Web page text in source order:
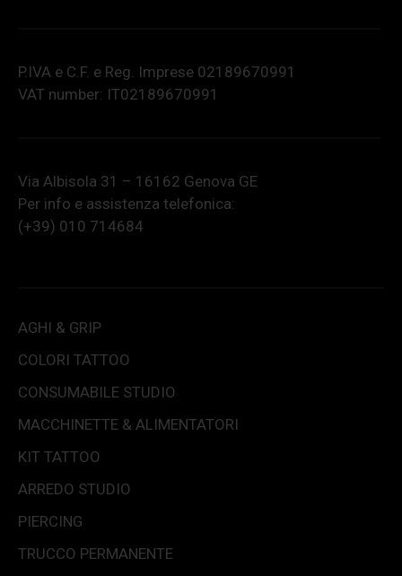
P.IVA e C.F. e Reg. Imprese 02189670991
VAT number: IT02189670991
Via Albisola 31 – 16162 Genova GE
Per info e assistenza telefonica:
(+39) 010 714684
AGHI & GRIP
COLORI TATTOO
CONSUMABILE STUDIO
MACCHINETTE & ALIMENTATORI
KIT TATTOO
ARREDO STUDIO
PIERCING
TRUCCO PERMANENTE